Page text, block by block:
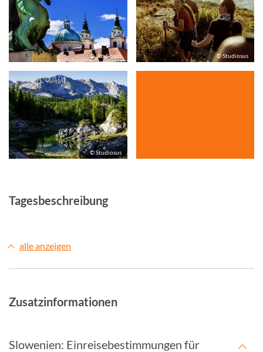
© Studiosus © Studiosus
© Studiosus
Tagesbeschreibung
alle anzeigen
Zusatzinformationen
Slowenien: Einreisebestimmungen für